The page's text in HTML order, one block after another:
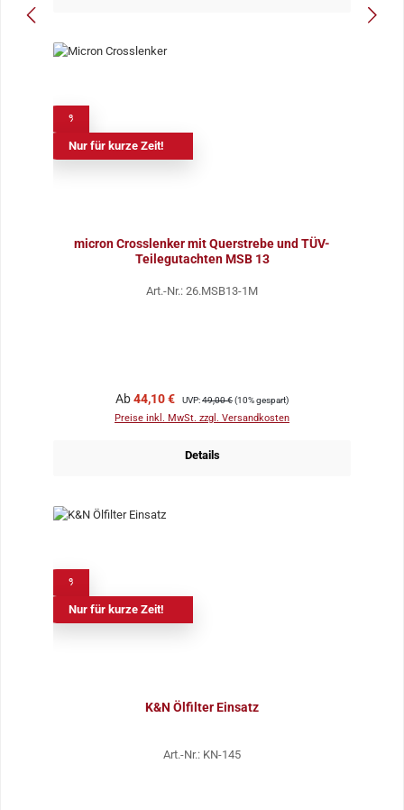
Nur für kurze Zeit!
micron Crosslenker mit Querstrebe und TÜV-
Teilegutachten MSB 13
Art.-Nr.: 26.MSB13-1M
Verkaufspreis:
Ab44,10 € Regulärer Preis:
UVP:49,00 €(10% gespart)
Preise inkl. MwSt. zzgl. Versandkosten
Details
Nur für kurze Zeit!
K&N Ölfilter Einsatz
Art.-Nr.: KN-145